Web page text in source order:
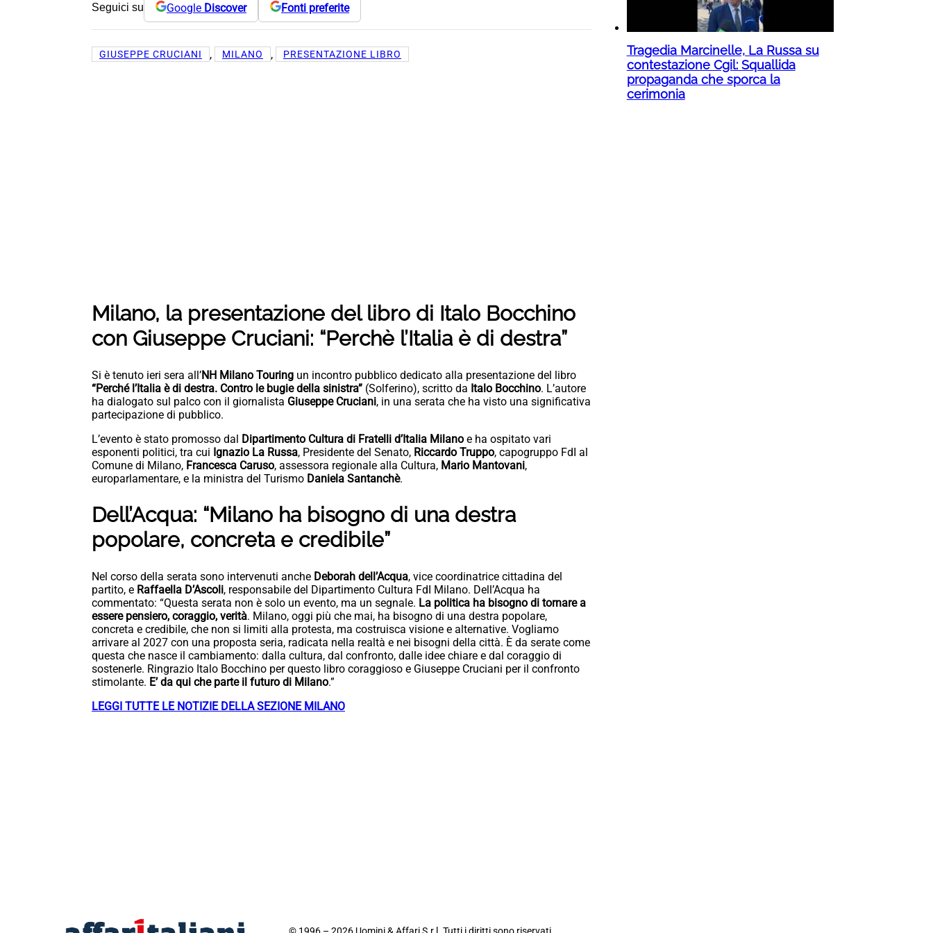
Seguici su Google Discover Fonti preferite
GIUSEPPE CRUCIANI , MILANO , PRESENTAZIONE LIBRO
Milano, la presentazione del libro di Italo Bocchino
con Giuseppe Cruciani: “Perchè l’Italia è di destra”
Si è tenuto ieri sera all’NH Milano Touring un incontro pubblico dedicato alla presentazione del libro
“Perché l’Italia è di destra. Contro le bugie della sinistra” (Solferino), scritto da Italo Bocchino. L’autore
ha dialogato sul palco con il giornalista Giuseppe Cruciani, in una serata che ha visto una significativa
partecipazione di pubblico.
L’evento è stato promosso dal Dipartimento Cultura di Fratelli d’Italia Milano e ha ospitato vari
esponenti politici, tra cui Ignazio La Russa, Presidente del Senato, Riccardo Truppo, capogruppo FdI al
Comune di Milano, Francesca Caruso, assessora regionale alla Cultura, Mario Mantovani,
europarlamentare, e la ministra del Turismo Daniela Santanchè.
Dell’Acqua: “Milano ha bisogno di una destra
popolare, concreta e credibile”
Nel corso della serata sono intervenuti anche Deborah dell’Acqua, vice coordinatrice cittadina del
partito, e Raffaella D’Ascoli, responsabile del Dipartimento Cultura FdI Milano. Dell’Acqua ha
commentato: “Questa serata non è solo un evento, ma un segnale. La politica ha bisogno di tornare a
essere pensiero, coraggio, verità. Milano, oggi più che mai, ha bisogno di una destra popolare,
concreta e credibile, che non si limiti alla protesta, ma costruisca visione e alternative. Vogliamo
arrivare al 2027 con una proposta seria, radicata nella realtà e nei bisogni della città. È da serate come
questa che nasce il cambiamento: dalla cultura, dal confronto, dalle idee chiare e dal coraggio di
sostenerle. Ringrazio Italo Bocchino per questo libro coraggioso e Giuseppe Cruciani per il confronto
stimolante. E’ da qui che parte il futuro di Milano.”
LEGGI TUTTE LE NOTIZIE DELLA SEZIONE MILANO
Tragedia Marcinelle, La Russa su
contestazione Cgil: Squallida
propaganda che sporca la
cerimonia
© 1996 – 2026 Uomini & Affari S.r.l. Tutti i diritti sono riservati